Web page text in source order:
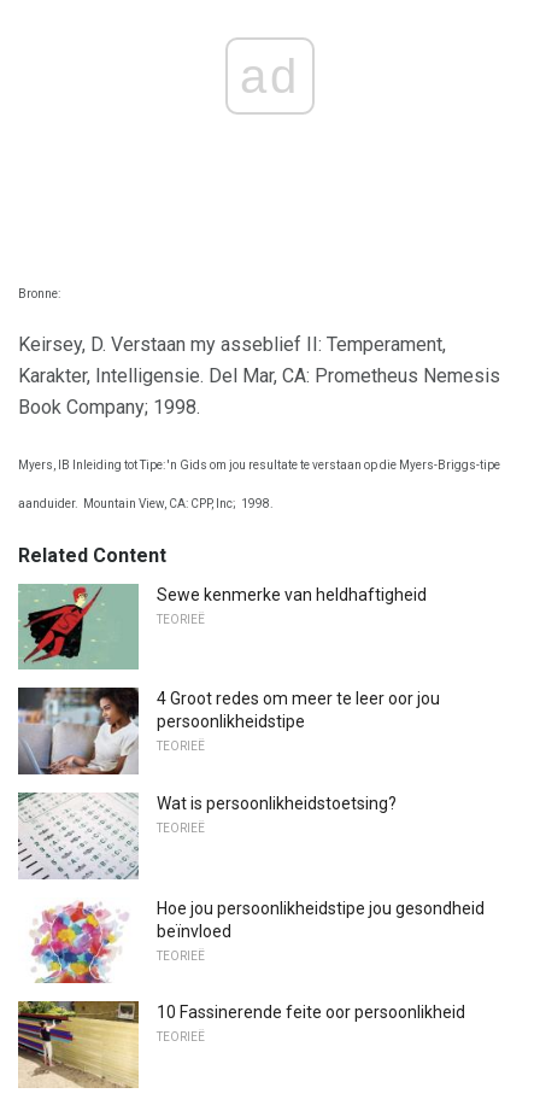
ad
Bronne:
Keirsey, D. Verstaan ​​my asseblief II: Temperament,
Karakter, Intelligensie. Del Mar, CA: Prometheus Nemesis
Book Company; 1998.
Myers, IB Inleiding tot Tipe: 'n Gids om jou resultate te verstaan ​​op die Myers-Briggs-tipe
aanduider. Mountain View, CA: CPP, Inc; 1998.
Related Content
Sewe kenmerke van heldhaftigheid
TEORIEË
4 Groot redes om meer te leer oor jou
persoonlikheidstipe
TEORIEË
Wat is persoonlikheidstoetsing?
TEORIEË
Hoe jou persoonlikheidstipe jou gesondheid
beïnvloed
TEORIEË
10 Fassinerende feite oor persoonlikheid
TEORIEË